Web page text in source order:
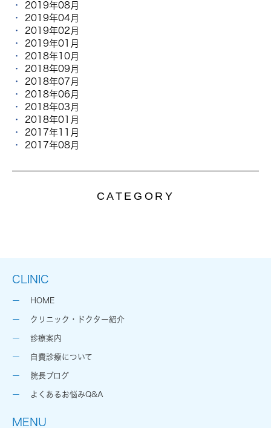
2019年08月
2019年04月
2019年02月
2019年01月
2018年10月
2018年09月
2018年07月
2018年06月
2018年03月
2018年01月
2017年11月
2017年08月
CATEGORY
CLINIC
HOME
クリニック・ドクター紹介
診療案内
自費診療について
院長ブログ
よくあるお悩みQ&A
MENU